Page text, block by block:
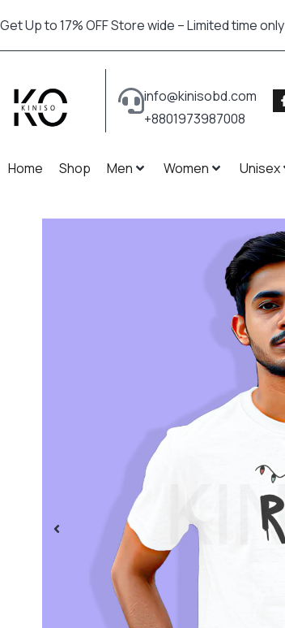
Get Up to 17% OFF Store wide – Limited time only
info@kinisobd.com
+8801973987008
Home Shop Men Women Unisex